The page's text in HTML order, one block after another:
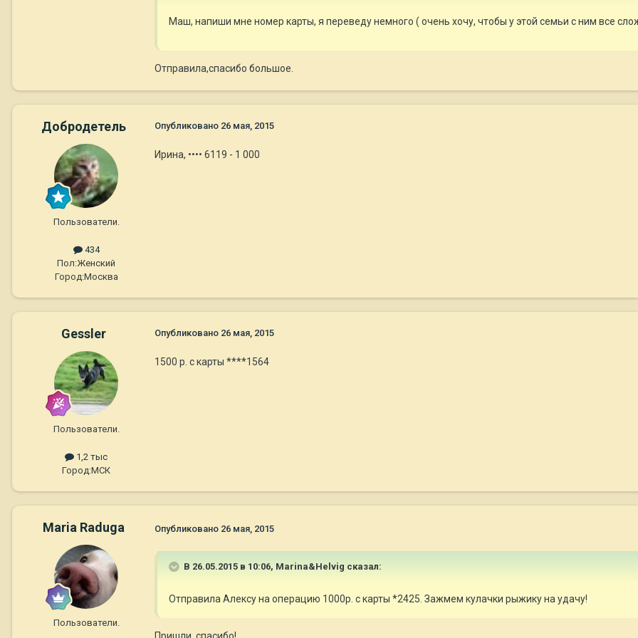
Маш, напиши мне номер карты, я переведу немного ( очень хочу, чтобы у этой семьи с ним все
Отправила,спасибо большое.
Добродетель
Пользователи.
434
Пол:Женский
Город:Москва
Опубликовано 26 мая, 2015
Ирина, •••• 6119 - 1 000
Gessler
Пользователи.
1,2 тыс
Город:МСК
Опубликовано 26 мая, 2015
1500 р. с карты ****1564
Maria Raduga
Пользователи.
Опубликовано 26 мая, 2015
В 26.05.2015 в 10:06, Marina&Helvig сказал:
Отправила Алексу на операцию 1000р. с карты *2425. Зажмем кулачки рыжику на удачу!